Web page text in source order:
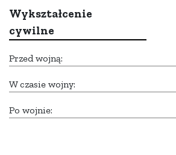
Wykształcenie
cywilne
Przed wojną:
W czasie wojny:
Po wojnie: